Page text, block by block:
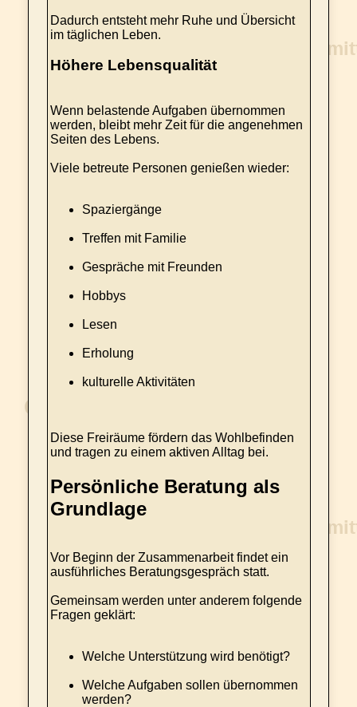
Dadurch entsteht mehr Ruhe und Übersicht
im täglichen Leben.
Höhere Lebensqualität
Wenn belastende Aufgaben übernommen
werden, bleibt mehr Zeit für die angenehmen
Seiten des Lebens.
Viele betreute Personen genießen wieder:
Spaziergänge
Treffen mit Familie
Gespräche mit Freunden
Hobbys
Lesen
Erholung
kulturelle Aktivitäten
Diese Freiräume fördern das Wohlbefinden
und tragen zu einem aktiven Alltag bei.
Persönliche Beratung als
Grundlage
Vor Beginn der Zusammenarbeit findet ein
ausführliches Beratungsgespräch statt.
Gemeinsam werden unter anderem folgende
Fragen geklärt:
Welche Unterstützung wird benötigt?
Welche Aufgaben sollen übernommen
werden?